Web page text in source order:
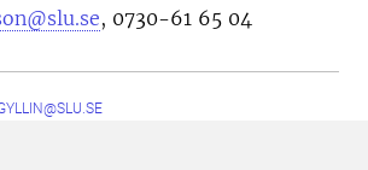
, 0730-61 65 04